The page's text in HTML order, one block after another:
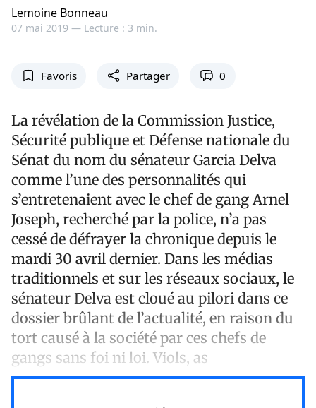
Lemoine Bonneau
07 mai 2019 — Lecture : 3 min.
Favoris Partager 0
La révélation de la Commission Justice,
Sécurité publique et Défense nationale du
Sénat du nom du sénateur Garcia Delva
comme l’une des personnalités qui
s’entretenaient avec le chef de gang Arnel
Joseph, recherché par la police, n’a pas
cessé de défrayer la chronique depuis le
mardi 30 avril dernier. Dans les médias
traditionnels et sur les réseaux sociaux, le
sénateur Delva est cloué au pilori dans ce
dossier brûlant de l’actualité, en raison du
tort causé à la société par ces chefs de
gangs sans foi ni loi. Viols, as